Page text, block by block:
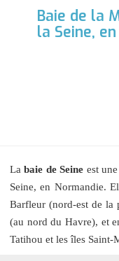
Baie de la
la Seine,
Labaie de Seine est
Seine, en Normandie.
Barfleur (nord-est de la
(au nord du Havre), et
Tatihou et les îles Saint-